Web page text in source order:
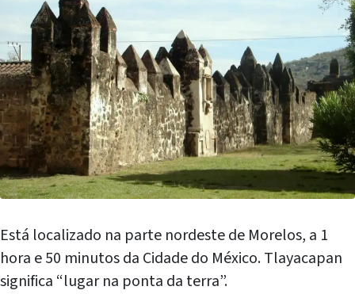
Está localizado na parte nordeste de Morelos, a 1
hora e 50 minutos da Cidade do México. Tlayacapan
significa “lugar na ponta da terra”.